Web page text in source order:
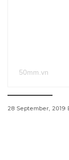
50mm.vn
28 September, 2019